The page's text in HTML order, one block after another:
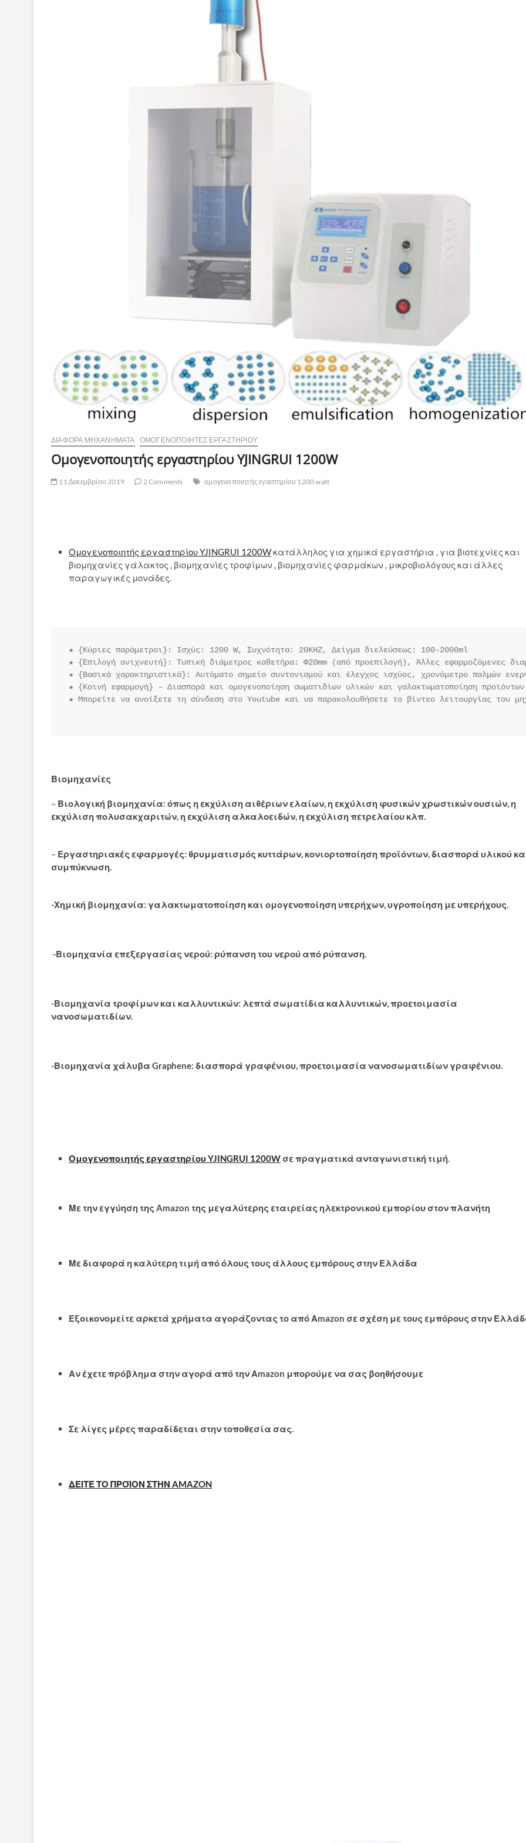
ΔΙΆΦΟΡΑ ΜΗΧΑΝΉΜΑΤΑ ΟΜΟΓΕΝΟΠΟΙΗΤΈΣ ΕΡΓΑΣΤΗΡΊΟΥ
Ομογενοποιητής εργαστηρίου YJINGRUI 1200W
11 Δεκεμβρίου 2019 2 Comments ομογενοποιητής εγαστηρίου 1200 watt
Ομογενοποιητής εργαστηρίου YJINGRUI 1200Wκατάλληλος για χημικά εργαστήρια , για βιοτεχνίες και
βιομηχανίες γάλακτος , βιομηχανίες τροφίμων , βιομηχανίες φαρμάκων , μικροβιολόγους και άλλες
παραγωγικές μονάδες.
★ {Κύριες παράμετροι}: Ισχύς: 1200 W, Συχνότητα: 20KHZ, Δείγμα διελεύσεως: 100-2000ml
★ {Επιλογή ανιχνευτή}: Τυπική διάμετρος καθετήρα: Φ20mm (από προεπιλογή), Άλλες εφαρμοζόμενες
★ {Βασικά χαρακτηριστικά}: Αυτόματο σημείο συντονισμού και έλεγχος ισχύος, χρονόμετρο παλμών
★ {Κοινή εφαρμογή} - Διασπορά και ομογενοποίηση σωματιδίων υλικών και γαλακτωματοποίηση
★ Μπορείτε να ανοίξετε τη σύνδεση στο Youtube και να παρακολουθήσετε το βίντεο λειτουργίας του
Βιομηχανίες
– Βιολογική βιομηχανία: όπως η εκχύλιση αιθέριων ελαίων, η εκχύλιση φυσικών χρωστικών ουσιών, η
εκχύλιση πολυσακχαριτών, η εκχύλιση αλκαλοειδών, η εκχύλιση πετρελαίου κλπ.
– Εργαστηριακές εφαρμογές: θρυμματισμός κυττάρων, κονιορτοποίηση προϊόντων, διασπορά υλικού
συμπύκνωση.
-Χημική βιομηχανία: γαλακτωματοποίηση και ομογενοποίηση υπερήχων, υγροποίηση με υπερήχους.
-Βιομηχανία επεξεργασίας νερού: ρύπανση του νερού από ρύπανση.
-Βιομηχανία τροφίμων και καλλυντικών: λεπτά σωματίδια καλλυντικών, προετοιμασία
νανοσωματιδίων.
-Βιομηχανία χάλυβα Graphene: διασπορά γραφένιου, προετοιμασία νανοσωματιδίων γραφένιου.
Ομογενοποιητής εργαστηρίου YJINGRUI 1200W σε πραγματικά ανταγωνιστική τιμή.
Με την εγγύηση της Amazon της μεγαλύτερης εταιρείας ηλεκτρονικού εμπορίου στον πλανήτη
Με διαφορά η καλύτερη τιμή από όλους τους άλλους εμπόρους στην Ελλάδα
Εξοικονομείτε αρκετά χρήματα αγοράζοντας το από Αmazon σε σχέση με τους εμπόρους στην
Αν έχετε πρόβλημα στην αγορά από την Αmazon μπορούμε να σας βοηθήσουμε
Σε λίγες μέρες παραδίδεται στην τοποθεσία σας.
ΔΕΙΤΕ ΤΟ ΠΡΟΪΟΝ ΣΤΗΝ AMAZON